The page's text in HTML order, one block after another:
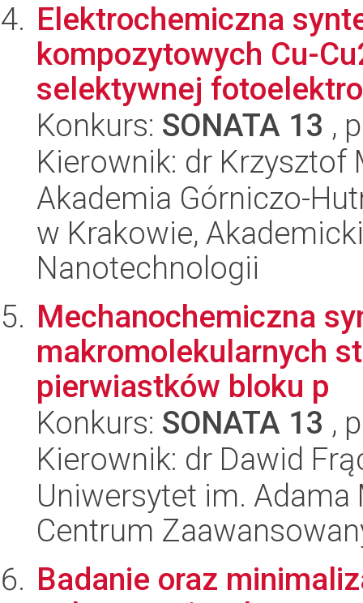
Elektrochemiczna
kompozytowych Cu-
selektywnej
Konkurs: SONATA 13 ,
Kierownik: dr Krzysztof
Akademia Górniczo-
w Krakowie,
Nanotechnologii
Mechanochemiczna
makromolekularnych
pierwiastków bloku p
Konkurs: SONATA 13 ,
Kierownik: dr Dawid
Uniwersytet im.
Centrum
Badanie oraz